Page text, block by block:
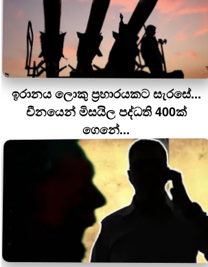
ඉරානය ලොකු ප‍්‍රහාරයකට සැරසේ...
චීනයෙන් මිසයිල පද්ධති 400ක්
ගෙනේ...